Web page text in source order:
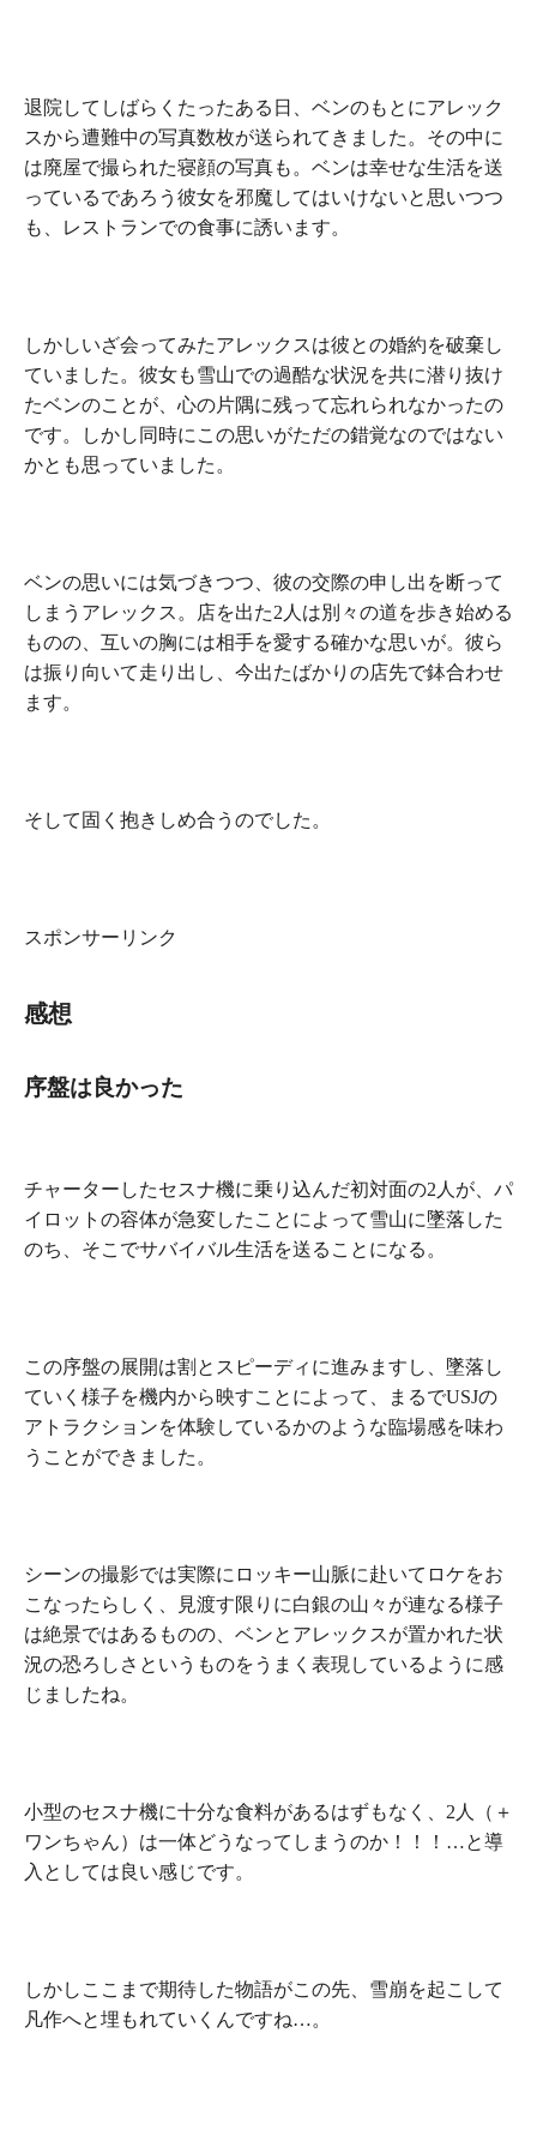
退院してしばらくたったある日、ベンのもとにアレック
スから遭難中の写真数枚が送られてきました。その中に
は廃屋で撮られた寝顔の写真も。ベンは幸せな生活を送
っているであろう彼女を邪魔してはいけないと思いつつ
も、レストランでの食事に誘います。
しかしいざ会ってみたアレックスは彼との婚約を破棄し
ていました。彼女も雪山での過酷な状況を共に潜り抜け
たベンのことが、心の片隅に残って忘れられなかったの
です。しかし同時にこの思いがただの錯覚なのではない
かとも思っていました。
ベンの思いには気づきつつ、彼の交際の申し出を断って
しまうアレックス。店を出た2人は別々の道を歩き始める
ものの、互いの胸には相手を愛する確かな思いが。彼ら
は振り向いて走り出し、今出たばかりの店先で鉢合わせ
ます。
そして固く抱きしめ合うのでした。
スポンサーリンク
感想
序盤は良かった
チャーターしたセスナ機に乗り込んだ初対面の2人が、パ
イロットの容体が急変したことによって雪山に墜落した
のち、そこでサバイバル生活を送ることになる。
この序盤の展開は割とスピーディに進みますし、墜落し
ていく様子を機内から映すことによって、まるでUSJの
アトラクションを体験しているかのような臨場感を味わ
うことができました。
シーンの撮影では実際にロッキー山脈に赴いてロケをお
こなったらしく、見渡す限りに白銀の山々が連なる様子
は絶景ではあるものの、ベンとアレックスが置かれた状
況の恐ろしさというものをうまく表現しているように感
じましたね。
小型のセスナ機に十分な食料があるはずもなく、2人（＋
ワンちゃん）は一体どうなってしまうのか！！！…と導
入としては良い感じです。
しかしここまで期待した物語がこの先、 雪崩を起こして
凡作へと埋もれていく んですね…。